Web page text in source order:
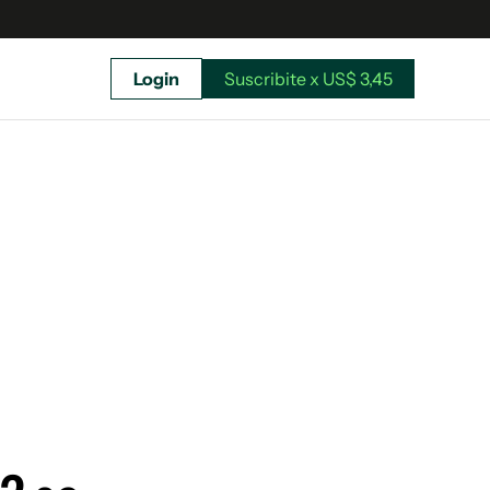
Login Suscribite x US$ 3,45